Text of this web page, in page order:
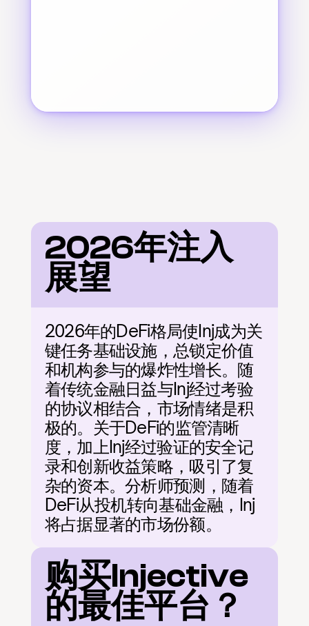
2026年注入
展望
2026年的DeFi格局使Inj成为关
键任务基础设施，总锁定价值
和机构参与的爆炸性增长。随
着传统金融日益与Inj经过考验
的协议相结合，市场情绪是积
极的。关于DeFi的监管清晰
度，加上Inj经过验证的安全记
录和创新收益策略，吸引了复
杂的资本。分析师预测，随着
DeFi从投机转向基础金融，Inj
将占据显著的市场份额。
购买Injective
的最佳平台？